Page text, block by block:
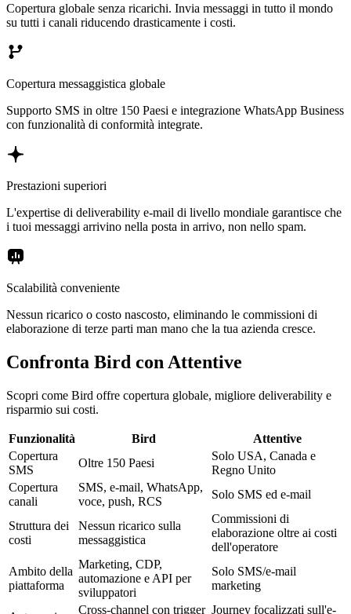
Copertura globale senza ricarichi. Invia messaggi in tutto il mondo
su tutti i canali riducendo drasticamente i costi.
Copertura messaggistica globale
Supporto SMS in oltre 150 Paesi e integrazione WhatsApp Business
con funzionalità di conformità integrate.
Prestazioni superiori
L'expertise di deliverability e-mail di livello mondiale garantisce che
i tuoi messaggi arrivino nella posta in arrivo, non nello spam.
Scalabilità conveniente
Nessun ricarico o costo nascosto, eliminando le commissioni di
elaborazione di terze parti man mano che la tua azienda cresce.
Confronta Bird con Attentive
Scopri come Bird offre copertura globale, migliore deliverability e
risparmio sui costi.
Funzionalità Bird
Attentive
Copertura
SMS
Oltre 150 Paesi
Solo USA, Canada e
Regno Unito
Copertura
canali
SMS, e-mail, WhatsApp,
voce, push, RCS
Solo SMS ed e-mail
Struttura dei
costi
Nessun ricarico sulla
messaggistica
Commissioni di
elaborazione oltre ai costi
dell'operatore
Ambito della
piattaforma
Marketing, CDP,
automazione e API per
sviluppatori
Solo SMS/e-mail
marketing
Cross-channel con trigger Journey focalizzati sull'e-